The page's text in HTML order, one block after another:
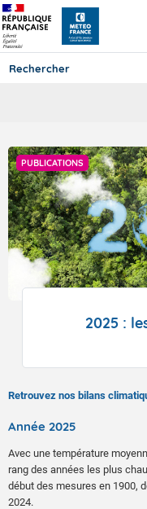
TOUS
PUBLICATIONS
2025 :
Retrouvez nos bilans
Année 2025
Avec une température
rang des années les plus
début des mesures en 1900,
2024.